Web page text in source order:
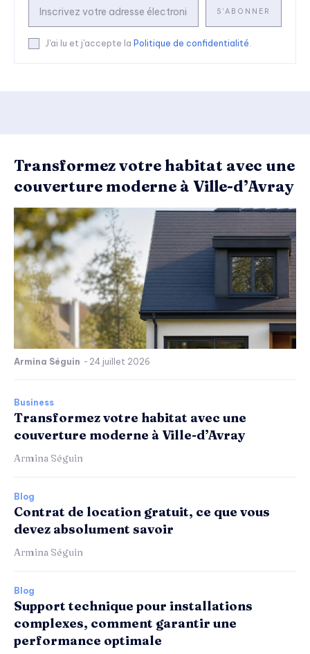
S'ABONNER
J'ai lu et j'accepte la Politique de confidentialité
Transformez votre habitat avec une
couverture moderne à Ville-d’Avray
Armina Séguin - 24 juillet 2026
Business
Transformez votre habitat avec une
couverture moderne à Ville-d’Avray
Armina Séguin
Blog
Contrat de location gratuit, ce que vous
devez absolument savoir
Armina Séguin
Blog
Support technique pour installations
complexes, comment garantir une
performance optimale